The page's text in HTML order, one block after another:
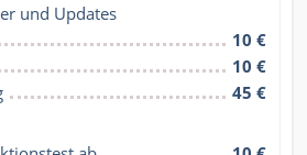
und Updates
10 €
10 €
45 €